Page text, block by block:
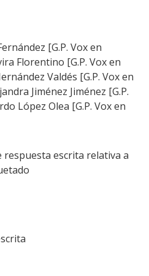
[G.P. Vox en
Florentino [G.P. Vox en
Valdés [G.P. Vox en
Jiménez Jiménez [G.P.
López Olea [G.P. Vox en
escrita relativa a